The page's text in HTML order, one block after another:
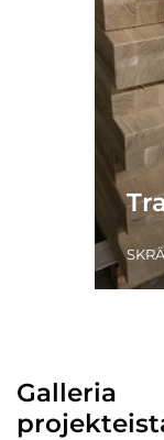
Galleria